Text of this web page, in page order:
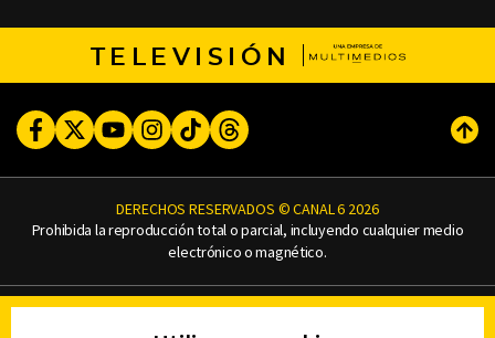
TELEVISIÓN
FacebookTwitterYoutubeInstagram
TikTokThreads
DERECHOS RESERVADOS © CANAL 6 2026
Prohibida la reproducción total o parcial, incluyendo cualquier medio
electrónico o magnético.